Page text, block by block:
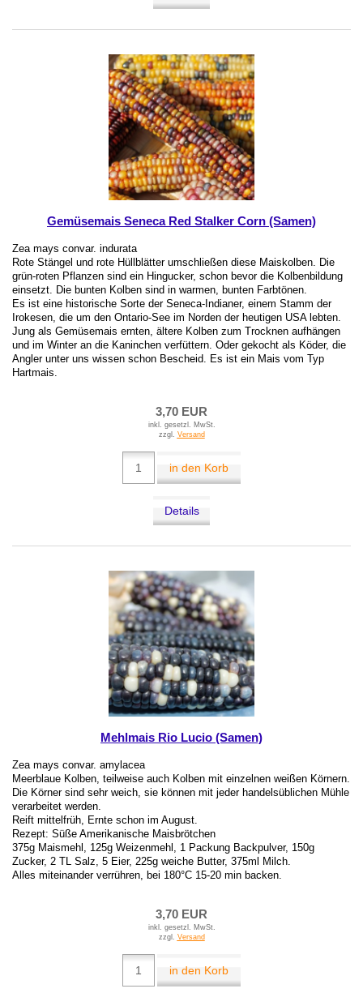
Gemüsemais Seneca Red Stalker Corn (Samen)
Zea mays convar. indurata
Rote Stängel und rote Hüllblätter umschließen diese Maiskolben. Die
grün-roten Pflanzen sind ein Hingucker, schon bevor die Kolbenbildung
einsetzt. Die bunten Kolben sind in warmen, bunten Farbtönen.
Es ist eine historische Sorte der Seneca-Indianer, einem Stamm der
Irokesen, die um den Ontario-See im Norden der heutigen USA lebten.
Jung als Gemüsemais ernten, ältere Kolben zum Trocknen aufhängen
und im Winter an die Kaninchen verfüttern. Oder gekocht als Köder, die
Angler unter uns wissen schon Bescheid. Es ist ein Mais vom Typ
Hartmais.
3,70 EUR
inkl. gesetzl. MwSt.
zzgl. Versand
in den Korb
Details
Mehlmais Rio Lucio (Samen)
Zea mays convar. amylacea
Meerblaue Kolben, teilweise auch Kolben mit einzelnen weißen Körnern.
Die Körner sind sehr weich, sie können mit jeder handelsüblichen Mühle
verarbeitet werden.
Reift mittelfrüh, Ernte schon im August.
Rezept: Süße Amerikanische Maisbrötchen
375g Maismehl, 125g Weizenmehl, 1 Packung Backpulver, 150g
Zucker, 2 TL Salz, 5 Eier, 225g weiche Butter, 375ml Milch.
Alles miteinander verrühren, bei 180°C 15-20 min backen.
3,70 EUR
inkl. gesetzl. MwSt.
zzgl. Versand
in den Korb